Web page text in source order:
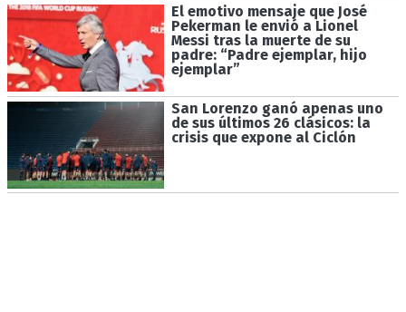
El emotivo mensaje que José
Pekerman le envió a Lionel
Messi tras la muerte de su
padre: “Padre ejemplar, hijo
ejemplar”
San Lorenzo ganó apenas uno
de sus últimos 26 clásicos: la
crisis que expone al Ciclón